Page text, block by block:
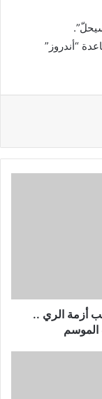
“أندروز”
أزمة الري ..